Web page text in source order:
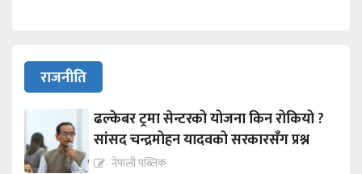
राजनीति
ढल्केबर ट्रमा सेन्टरको योजना किन रोकियो ?
सांसद चन्द्रमोहन यादवको सरकारसँग प्रश्न
नेपाली पब्लिक